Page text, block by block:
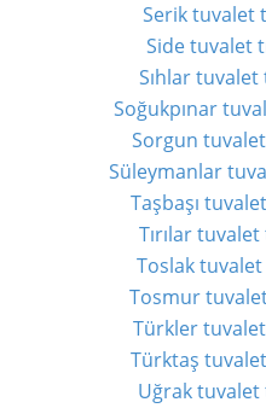
Serik tuvalet
Side tuvalet
Sıhlar tuvalet
Soğukpınar
Sorgun tuvalet
Süleymanlar
Taşbaşı tuvalet
Tırılar tuvalet
Toslak tuvalet
Tosmur tuvalet
Türkler tuvalet
Türktaş tuvalet
Uğrak tuvalet